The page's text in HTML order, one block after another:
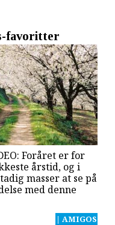
favoritter
Foråret er for
årstid, og i
masser at se på
med denne
| AMIGOS